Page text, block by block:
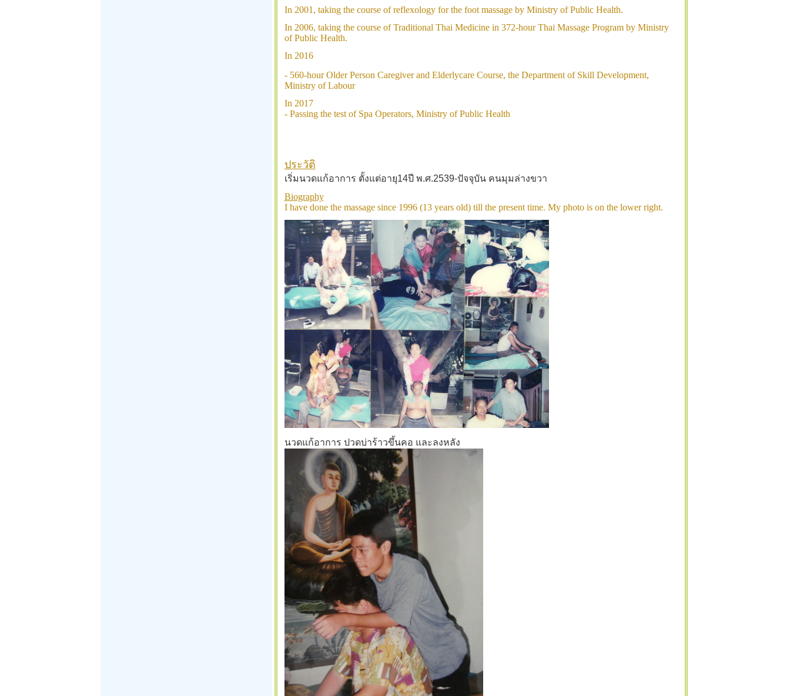
In 2001, taking the course of reflexology for the foot massage by Ministry of Public Health.
In 2006, taking the course of Traditional Thai Medicine in 372-hour Thai Massage Program by Ministry
of Public Health.
In 2016
- 560-hour Older Person Caregiver and Elderlycare Course, the Department of Skill Development,
Ministry of Labour
In 2017
- Passing the test of Spa Operators, Ministry of Public Health
ประวัติ
เริ่มนวดแก้อาการ ตั้งแต่อายุ14ปี พ.ศ.2539-ปัจจุบัน คนมุมล่างขวา
Biography
I have done the massage since 1996 (13 years old) till the present time. My photo is on the lower right.
นวดแก้อาการ ปวดบ่าร้าวขึ้นคอ และลงหลัง